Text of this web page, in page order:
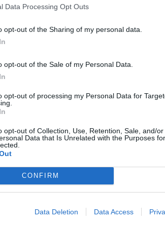
Data Processing Opt Outs
opt-out of the Sharing of my personal data.
opt-out of the Sale of my Personal Data.
opt-out of processing my Personal Data for
opt-out of Collection, Use, Retention, Sale, and/or
Data that Is Unrelated with the Purposes
CONFIRM
Data Deletion Data Access
en la reconstrucció, preparant al
i moderna”. Folgado ha agraït “la
i departaments municipals, del
dels servicis jurídics, el treball dels
d'esta complexitat amb totes
d'execució
de les intervencions
L'objectiu és assegurar la
de les actuacions des de la
i posterior justificació. Este seguiment
les memòries necessàries i